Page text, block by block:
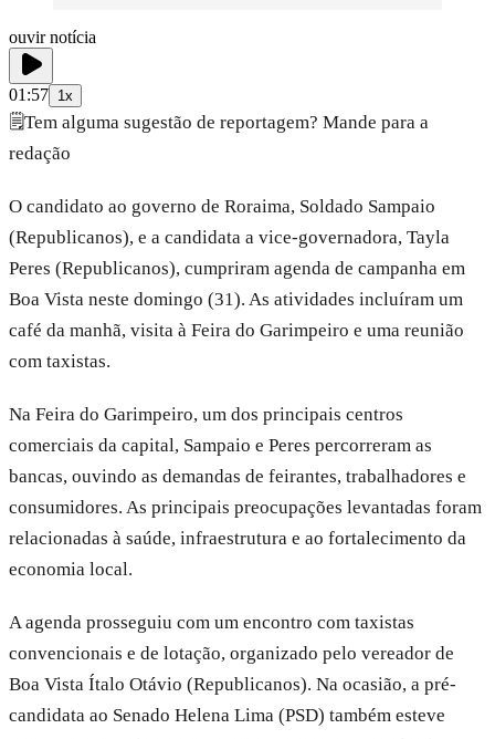
ouvir notícia
01:57 1x
🗒️Tem alguma sugestão de reportagem? Mande para a
redação
O candidato ao governo de Roraima, Soldado Sampaio
(Republicanos), e a candidata a vice-governadora, Tayla
Peres (Republicanos), cumpriram agenda de campanha em
Boa Vista neste domingo (31). As atividades incluíram um
café da manhã, visita à Feira do Garimpeiro e uma reunião
com taxistas.
Na Feira do Garimpeiro, um dos principais centros
comerciais da capital, Sampaio e Peres percorreram as
bancas, ouvindo as demandas de feirantes, trabalhadores e
consumidores. As principais preocupações levantadas foram
relacionadas à saúde, infraestrutura e ao fortalecimento da
economia local.
A agenda prosseguiu com um encontro com taxistas
convencionais e de lotação, organizado pelo vereador de
Boa Vista Ítalo Otávio (Republicanos). Na ocasião, a pré-
candidata ao Senado Helena Lima (PSD) também esteve